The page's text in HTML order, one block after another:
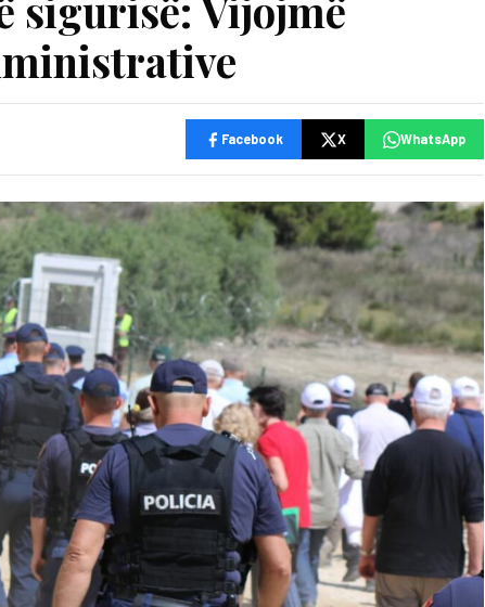
Facebook X WhatsApp